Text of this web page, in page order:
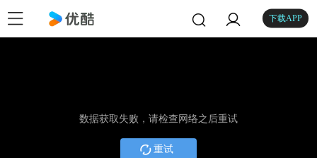
下载APP
数据获取失败，请检查网络之后重试
重试